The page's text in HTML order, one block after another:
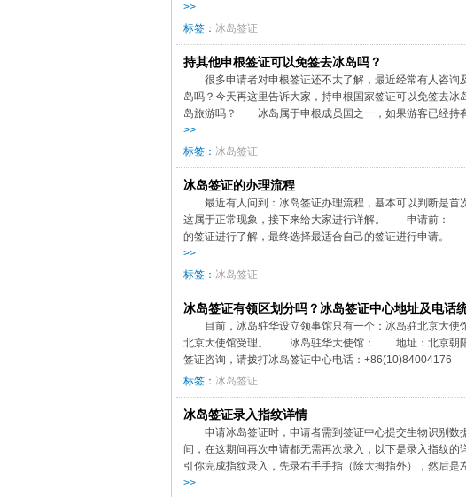
>>
标签： 冰岛签证
持其他申根签证可以免签去冰岛吗？
很多申请者对申根签证还不太了解，最近经常有人咨
岛吗？今天再这里告诉大家，持申根国家签证可以免签
岛旅游吗？ 冰岛属于申根成员国之一，如果游客已经持
>>
标签： 冰岛签证
冰岛签证的办理流程
最近有人问到：冰岛签证办理流程，基本可以判断是
这属于正常现象，接下来给大家进行详解。 申请前：
的签证进行了解，最终选择最适合自己的签证进行申请
>>
标签： 冰岛签证
冰岛签证有领区划分吗？冰岛签证中心地址及电话
目前，冰岛驻华设立领事馆只有一个：冰岛驻北京大
北京大使馆受理。 冰岛驻华大使馆： 地址：北京
签证咨询，请拨打冰岛签证中心电话：
标签： 冰岛签证
冰岛签证录入指纹详情
申请冰岛签证时，申请者需到签证中心提交生物识别
间，在这期间再次申请都无需再次录入，以下是录入指
引你完成指纹录入，先录右手手指（除大拇指外），然后
>>